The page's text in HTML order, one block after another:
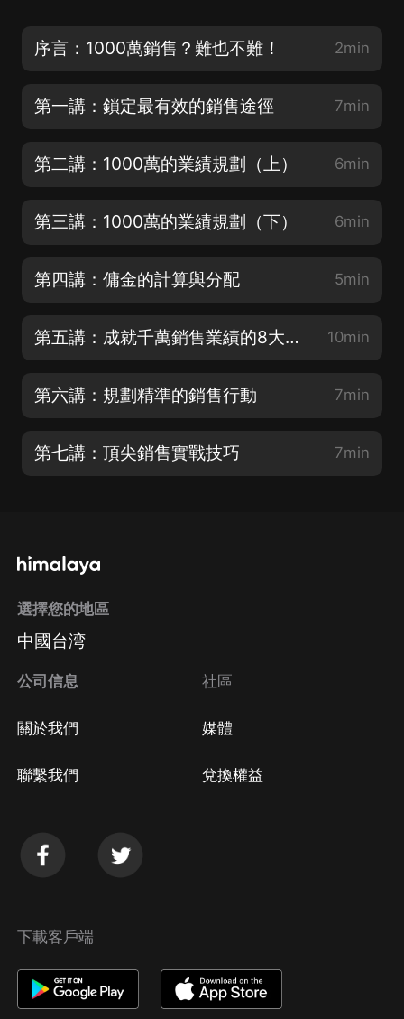
你的產品有什麼優勢、壁壘？你的價格有什麼優勢？當你
下，尤其比較缺乏經驗的銷售，會在這個...
序言：1000萬銷售？難也不難！ 2min
第一講：鎖定最有效的銷售途徑 7min
第二講：1000萬的業績規劃（上） 6min
第三講：1000萬的業績規劃（下） 6min
第四講：傭金的計算與分配 5min
第五講：成就千萬銷售業績的8大要點 10min
第六講：規劃精準的銷售行動 7min
第七講：頂尖銷售實戰技巧 7min
選擇您的地區
中國台湾
公司信息
關於我們
聯繫我們
社區
媒體
兌換權益
下載客戶端